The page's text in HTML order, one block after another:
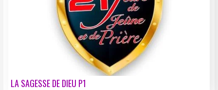
LA SAGESSE DE DIEU P1